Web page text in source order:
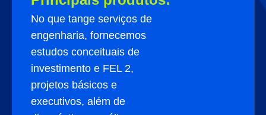
No que tange serviços de
engenharia, fornecemos
estudos conceituais de
investimento e FEL 2,
projetos básicos e
executivos, além de